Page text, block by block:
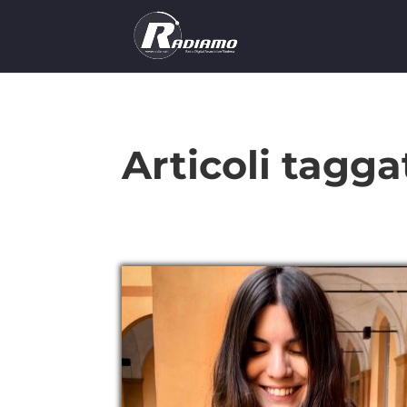
Articoli